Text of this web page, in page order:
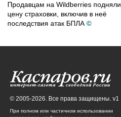
Продавцам на Wildberries подняли
цену страховки, включив в неё
последствия атак БПЛА ©
© 2005-2026. Все права защищены. v1
При полном или частичном использовании